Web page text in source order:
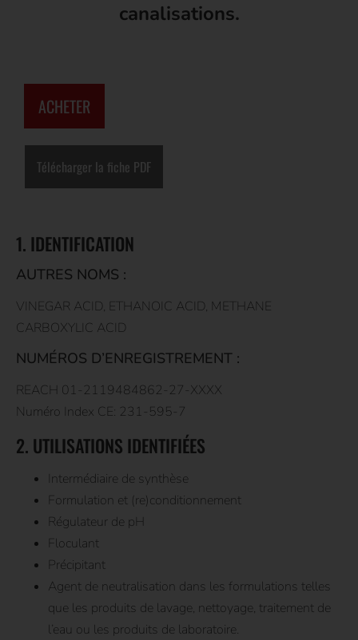
canalisations.
ACHETER
Télécharger la fiche PDF
1. IDENTIFICATION
AUTRES NOMS :
VINEGAR ACID, ETHANOIC ACID, METHANE
CARBOXYLIC ACID
NUMÉROS D’ENREGISTREMENT :
REACH 01-2119484862-27-XXXX
Numéro Index CE: 231-595-7
2. UTILISATIONS IDENTIFIÉES
Intermédiaire de synthèse
Formulation et (re)conditionnement
Régulateur de pH
Floculant
Précipitant
Agent de neutralisation dans les formulations telles
que les produits de lavage, nettoyage, traitement de
l’eau ou les produits de laboratoire.